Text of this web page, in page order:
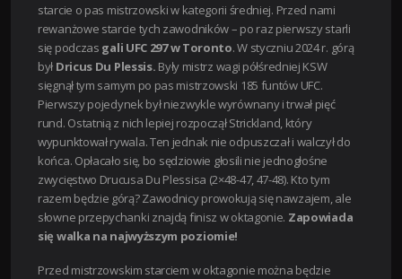
starcie o pas mistrzowski w kategorii średniej. Przed nami
rewanżowe starcie tych zawodników – po raz pierwszy starli
się podczas gali UFC 297 w Toronto. W styczniu 2024 r. górą
był Dricus Du Plessis. Były mistrz wagi półśredniej KSW
sięgnął tym samym po pas mistrzowski 185 funtów UFC.
Pierwszy pojedynek był niezwykle wyrównany i trwał pięć
rund. Ostatnią z nich lepiej rozpoczął Strickland, który
wypunktował rywala. Ten jednak nie odpuszczał i walczył do
końca. Opłacało się, bo sędziowie głosili nie jednogłośne
zwycięstwo Drucusa Du Plessisa (2×48-47, 47-48). Kto tym
razem będzie górą? Zawodnicy prowokują się nawzajem, ale
słowne przepychanki znajdą finisz w oktagonie. Zapowiada
się walka na najwyższym poziomie!
Przed mistrzowskim starciem w oktagonie można będzie